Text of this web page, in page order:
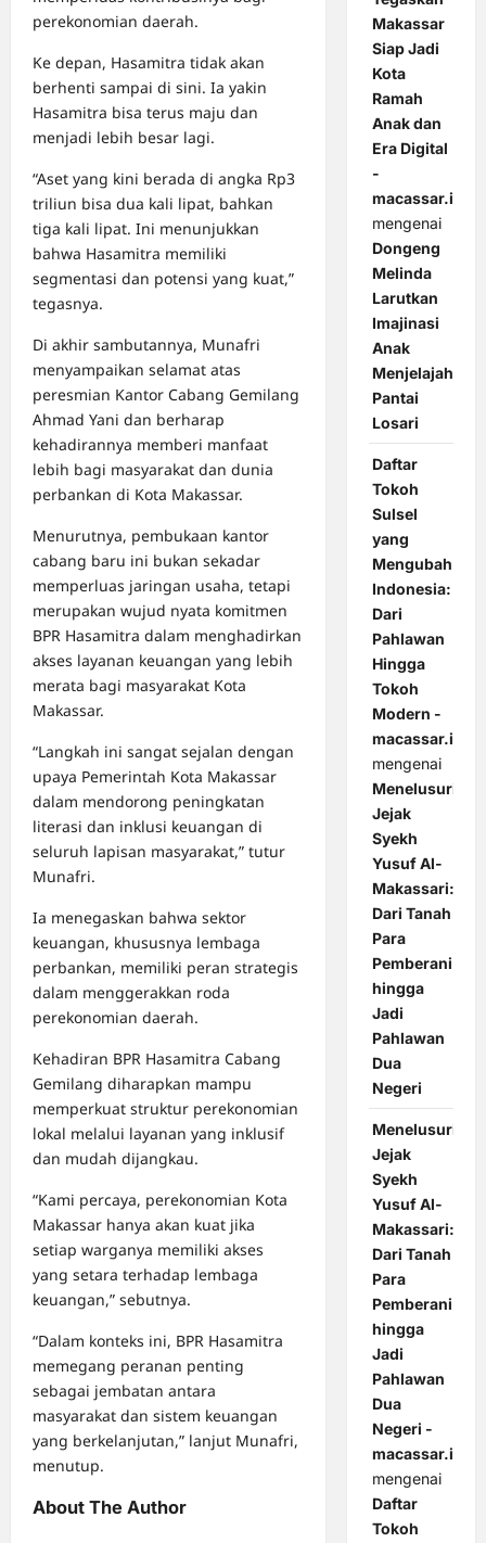
perekonomian daerah.
Ke depan, Hasamitra tidak akan
berhenti sampai di sini. Ia yakin
Hasamitra bisa terus maju dan
menjadi lebih besar lagi.
“Aset yang kini berada di angka Rp3
triliun bisa dua kali lipat, bahkan
tiga kali lipat. Ini menunjukkan
bahwa Hasamitra memiliki
segmentasi dan potensi yang kuat,”
tegasnya.
Di akhir sambutannya, Munafri
menyampaikan selamat atas
peresmian Kantor Cabang Gemilang
Ahmad Yani dan berharap
kehadirannya memberi manfaat
lebih bagi masyarakat dan dunia
perbankan di Kota Makassar.
Menurutnya, pembukaan kantor
cabang baru ini bukan sekadar
memperluas jaringan usaha, tetapi
merupakan wujud nyata komitmen
BPR Hasamitra dalam menghadirkan
akses layanan keuangan yang lebih
merata bagi masyarakat Kota
Makassar.
“Langkah ini sangat sejalan dengan
upaya Pemerintah Kota Makassar
dalam mendorong peningkatan
literasi dan inklusi keuangan di
seluruh lapisan masyarakat,” tutur
Munafri.
Ia menegaskan bahwa sektor
keuangan, khususnya lembaga
perbankan, memiliki peran strategis
dalam menggerakkan roda
perekonomian daerah.
Kehadiran BPR Hasamitra Cabang
Gemilang diharapkan mampu
memperkuat struktur perekonomian
lokal melalui layanan yang inklusif
dan mudah dijangkau.
“Kami percaya, perekonomian Kota
Makassar hanya akan kuat jika
setiap warganya memiliki akses
yang setara terhadap lembaga
keuangan,” sebutnya.
“Dalam konteks ini, BPR Hasamitra
memegang peranan penting
sebagai jembatan antara
masyarakat dan sistem keuangan
yang berkelanjutan,” lanjut Munafri,
menutup.
About The Author
Makassar
Siap Jadi
Kota
Ramah
Anak dan
Era Digital
-
macassar.id
mengenai
Dongeng
Melinda
Larutkan
Imajinasi
Anak
Menjelajah
Pantai
Losari
Daftar
Tokoh
Sulsel
yang
Mengubah
Indonesia:
Dari
Pahlawan
Hingga
Tokoh
Modern -
macassar.id
mengenai
Menelusuri
Jejak
Syekh
Yusuf Al-
Makassari:
Dari Tanah
Para
Pemberani
hingga
Jadi
Pahlawan
Dua
Negeri
Menelusuri
Jejak
Syekh
Yusuf Al-
Makassari:
Dari Tanah
Para
Pemberani
hingga
Jadi
Pahlawan
Dua
Negeri -
macassar.id
mengenai
Daftar
Tokoh